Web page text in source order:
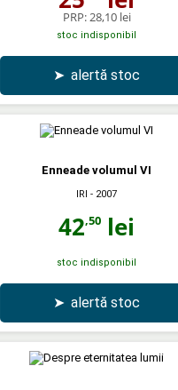
PRP: 28,10 lei
stoc indisponibil
➤ alertă stoc
Enneade volumul VI
IRI - 2007
42,50 lei
stoc indisponibil
➤ alertă stoc